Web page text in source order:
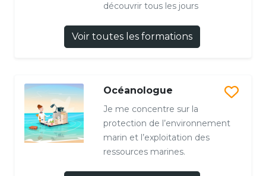
découvrir tous les jours
Voir toutes les formations
Océanologue
Je me concentre sur la
protection de l’environnement
marin et l’exploitation des
ressources marines.